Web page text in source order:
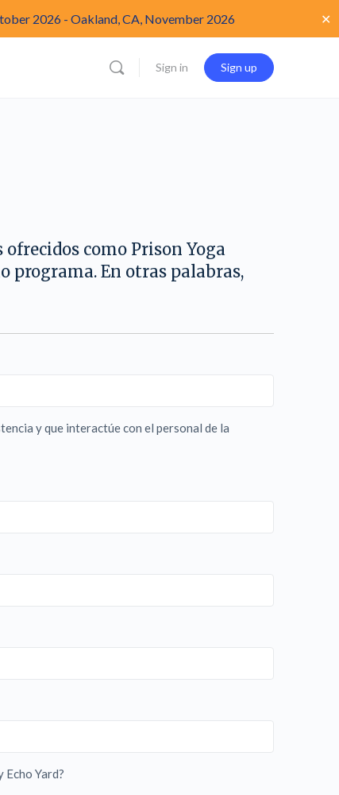
2026 - Oakland, CA, November 2026 ✕
Sign in Sign up
como Prison Yoga
programa. En otras palabras,
y que interactúe con el personal de la
Echo Yard?